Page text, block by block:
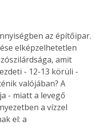
az építőipar.
elképzelhetetlen
amit
- 12-13 körüli -
valójában? A
- miatt a levegő
a vízzel
el: a